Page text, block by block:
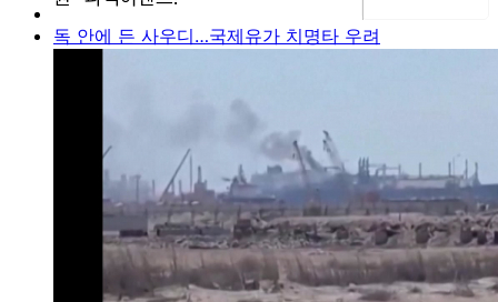
독 안에 든 사우디…국제유가 치명타 우려